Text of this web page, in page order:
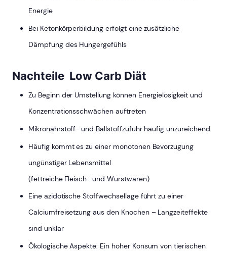
Energie
Bei Ketonkörperbildung erfolgt eine zusätzliche
Dämpfung des Hungergefühls
Nachteile Low Carb Diät
Zu Beginn der Umstellung können Energielosigkeit und
Konzentrationsschwächen auftreten
Mikronährstoff- und Ballstoffzufuhr häufig unzureichend
Häufig kommt es zu einer monotonen Bevorzugung
ungünstiger Lebensmittel
(fettreiche Fleisch- und Wurstwaren)
Eine azidotische Stoffwechsellage führt zu einer
Calciumfreisetzung aus den Knochen – Langzeiteffekte
sind unklar
Ökologische Aspekte: Ein hoher Konsum von tierischen